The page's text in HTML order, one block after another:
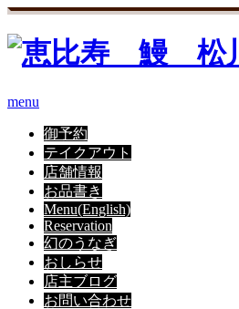
menu
御予約
テイクアウト
店舗情報
お品書き
Menu(English)
Reservation
幻のうなぎ
おしらせ
店主ブログ
お問い合わせ